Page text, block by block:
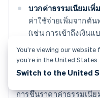
บวกค่าธรรมเนียมเพิ่
ค่าใช้จ่ายเพิ่มจากต้น
(เช่น การเข้าถึงเงิน
การแลกเปลี่ยนสกุลเ
แม้ว่าวิธีการเหล่านี้จะสร้
การขึ้นราคาค่าธรรมเ
You’re viewing our
you’re in the United States.
Switch to the United